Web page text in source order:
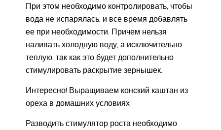
При этом необходимо контролировать, чтобы
вода не испарялась, и все время добавлять
ее при необходимости. Причем нельзя
наливать холодную воду, а исключительно
теплую, так как это будет дополнительно
стимулировать раскрытие зернышек.
Интересно! Выращиваем конский каштан из
ореха в домашних условиях
Разводить стимулятор роста необходимо